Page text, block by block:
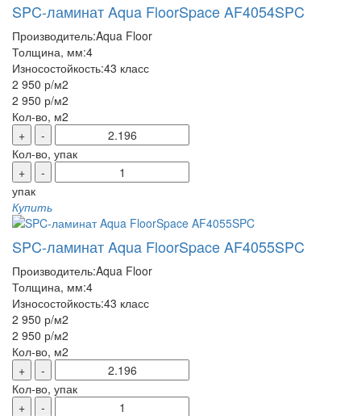
SPC-ламинат Aqua FloorSpace AF4054SPC
Производитель:Aqua Floor
Толщина, мм:4
Износостойкость:43 класс
2 950 р/м2
2 950 р/м2
Кол-во, м2
+
-
Кол-во, упак
+
-
упак
Купить
SPC-ламинат Aqua FloorSpace AF4055SPC
Производитель:Aqua Floor
Толщина, мм:4
Износостойкость:43 класс
2 950 р/м2
2 950 р/м2
Кол-во, м2
+
-
Кол-во, упак
+
-